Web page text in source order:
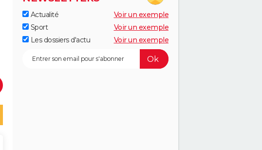
Actualité
Voir un exemple
Sport
Voir un exemple
Les dossiers d'actu
Voir un exemple